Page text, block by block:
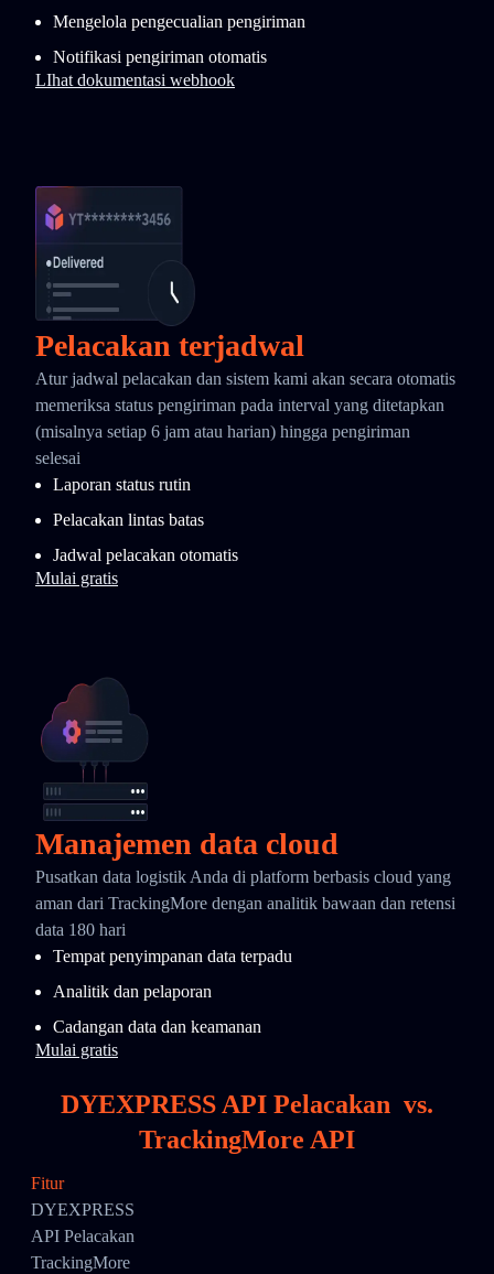
Mengelola pengecualian pengiriman
Notifikasi pengiriman otomatis
LIhat dokumentasi webhook
Pelacakan terjadwal
Atur jadwal pelacakan dan sistem kami akan secara otomatis
memeriksa status pengiriman pada interval yang ditetapkan
(misalnya setiap 6 jam atau harian) hingga pengiriman
selesai
Laporan status rutin
Pelacakan lintas batas
Jadwal pelacakan otomatis
Mulai gratis
Manajemen data cloud
Pusatkan data logistik Anda di platform berbasis cloud yang
aman dari TrackingMore dengan analitik bawaan dan retensi
data 180 hari
Tempat penyimpanan data terpadu
Analitik dan pelaporan
Cadangan data dan keamanan
Mulai gratis
DYEXPRESS API Pelacakan vs.
TrackingMore API
Fitur
DYEXPRESS
API Pelacakan
TrackingMore